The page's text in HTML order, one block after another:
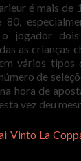
é mais de
o jogador
as crianças
vários tipos
de
hora de
vez deu
Vinto La